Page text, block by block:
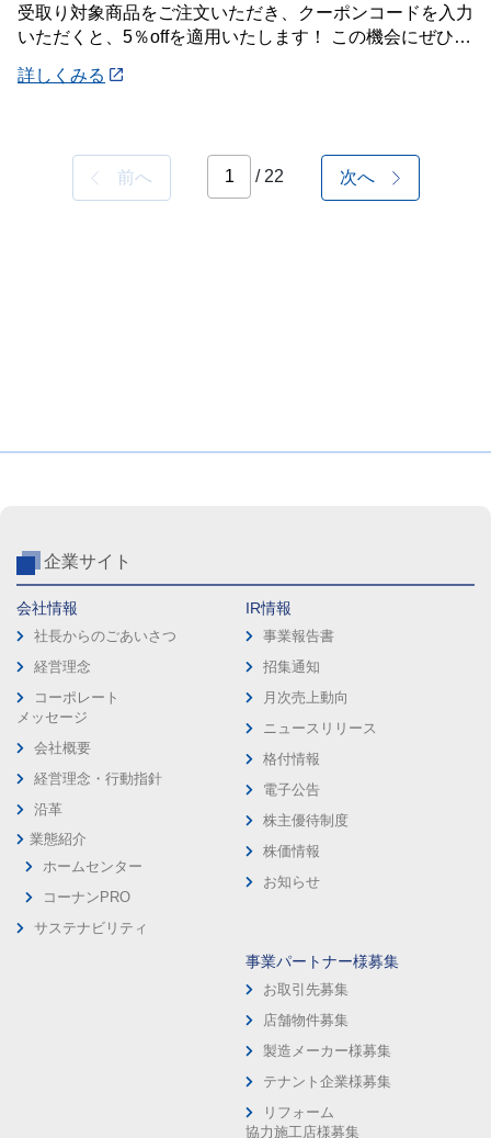
受取り対象商品をご注文いただき、クーポンコードを入力
いただくと、5％offを適用いたします！ この機会にぜひご
詳しくみる
前へ / 22 次へ
企業サイト
会社情報
社長からのごあいさつ
経営理念
コーポレート
メッセージ
会社概要
経営理念・行動指針
沿革
業態紹介
ホームセンター
コーナンPRO
サステナビリティ
IR情報
事業報告書
招集通知
月次売上動向
ニュースリリース
格付情報
電子公告
株主優待制度
株価情報
お知らせ
事業パートナー様募集
お取引先募集
店舗物件募集
製造メーカー様募集
テナント企業様募集
リフォーム
協力施工店様募集